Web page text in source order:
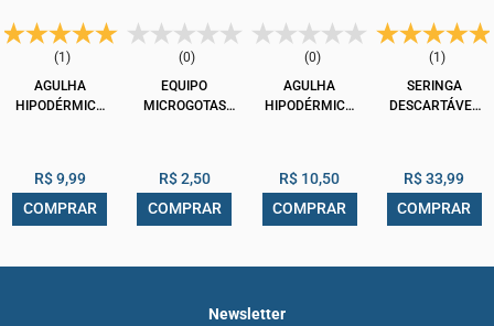
(1)
AGULHA
HIPODÉRMICA
100UN
R$ 9,99
COMPRAR
(0)
EQUIPO
MICROGOTAS
R$ 2,50
COMPRAR
(0)
AGULHA
HIPODÉRMICA
100UN
R$ 10,50
COMPRAR
(1)
SERINGA
DESCARTÁVEL
R$ 33,99
COMPRAR
Newsletter